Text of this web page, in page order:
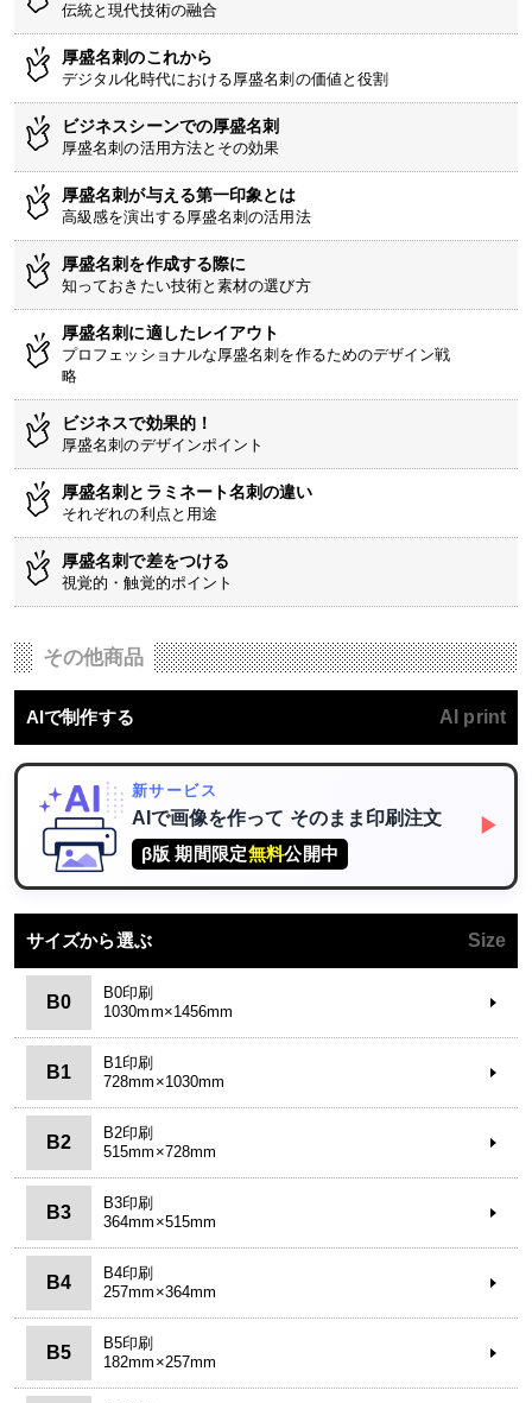
伝統と現代技術の融合
厚盛名刺のこれから
デジタル化時代における厚盛名刺の価値と役割
ビジネスシーンでの厚盛名刺
厚盛名刺の活用方法とその効果
厚盛名刺が与える第一印象とは
高級感を演出する厚盛名刺の活用法
厚盛名刺を作成する際に
知っておきたい技術と素材の選び方
厚盛名刺に適したレイアウト
プロフェッショナルな厚盛名刺を作るためのデザイン戦
略
ビジネスで効果的！
厚盛名刺のデザインポイント
厚盛名刺とラミネート名刺の違い
それぞれの利点と用途
厚盛名刺で差をつける
視覚的・触覚的ポイント
その他商品
AIで制作する AI print
新サービス
AIで画像を作って そのまま印刷注文
β版 期間限定無料公開中
▶
サイズから選ぶ Size
B0
B0印刷
1030mm×1456mm
B1
B1印刷
728mm×1030mm
B2
B2印刷
515mm×728mm
B3
B3印刷
364mm×515mm
B4
B4印刷
257mm×364mm
B5
B5印刷
182mm×257mm